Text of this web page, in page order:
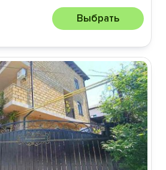
Выбрать